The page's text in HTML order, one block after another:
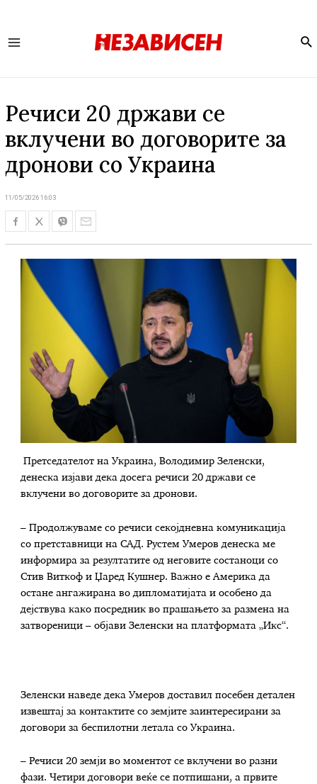
Речиси 20 држави се
вклучени во договорите за
дронови со Украина
11/05/2026 16:03
Претседателот на Украина, Володимир Зеленски,
денеска изјави дека досега речиси 20 држави се
вклучени во договорите за дронови.
– Продолжуваме со речиси секојдневна комуникација
со претставници на САД. Рустем Умеров денеска ме
информира за резултатите од неговите состаноци со
Стив Виткоф и Џаред Кушнер. Важно е Америка да
остане ангажирана во дипломатијата и особено да
дејствува како посредник во прашањето за размена на
затвореници – објави Зеленски на платформата „Икс“.
Зеленски наведе дека Умеров доставил посебен детален
извештај за контактите со земјите заинтересирани за
договори за беспилотни летала со Украина.
– Речиси 20 земји во моментот се вклучени во разни
фази. Четири договори веќе се потпишани, а првите